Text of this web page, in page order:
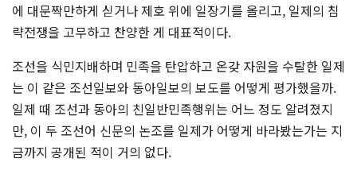
에 대문짝만하게 싣거나 제호 위에 일장기를 올리고, 일제의 침
략전쟁을 고무하고 찬양한 게 대표적이다.
조선을 식민지배하며 민족을 탄압하고 온갖 자원을 수탈한 일제
는 이 같은 조선일보와 동아일보의 보도를 어떻게 평가했을까.
일제 때 조선과 동아의 친일반민족행위는 어느 정도 알려졌지
만, 이 두 조선어 신문의 논조를 일제가 어떻게 바라봤는가는 지
금까지 공개된 적이 거의 없다.